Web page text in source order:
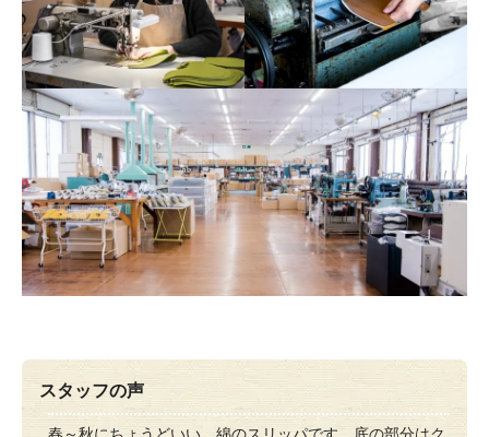
スタッフの声